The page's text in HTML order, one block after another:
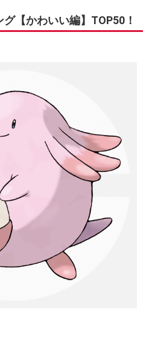
【かわいい編】TOP50！